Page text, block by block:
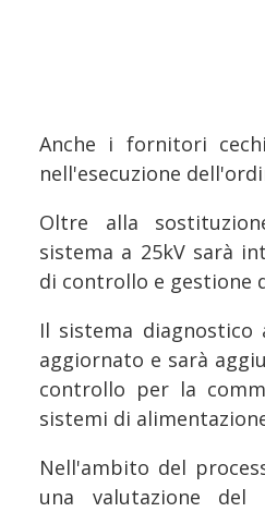
Anche i fornitori
nell'esecuzione
Oltre alla
sistema a 25kV sarà
di controllo e gestione
Il sistema
aggiornato e sarà
controllo per la
sistemi di
Nell'ambito del
una valutazione